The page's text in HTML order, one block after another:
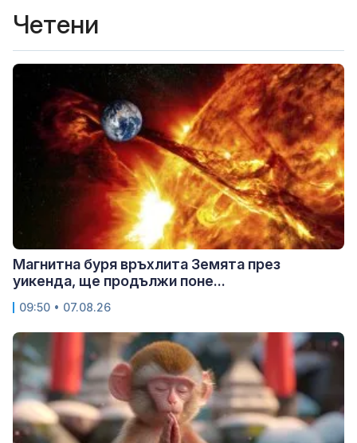
Четени
Магнитна буря връхлита Земята през
уикенда, ще продължи поне...
09:50 • 07.08.26